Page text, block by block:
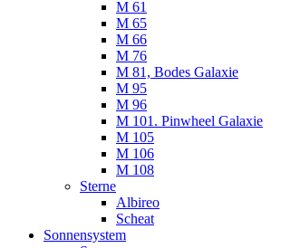
M 61
M 65
M 66
M 76
M 81, Bodes Galaxie
M 95
M 96
M 101. Pinwheel Galaxie
M 105
M 106
M 108
Sterne
Albireo
Scheat
Sonnensystem